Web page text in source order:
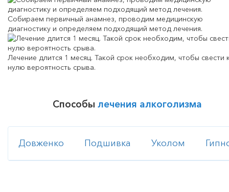
Собираем первичный анамнез, проводим медицинскую
диагностику и определяем подходящий метод лечения.
Лечение длится 1 месяц. Такой срок необходим, чтобы свести
нулю вероятность срыва.
Способы лечения алкоголизма
Довженко Подшивка Уколом